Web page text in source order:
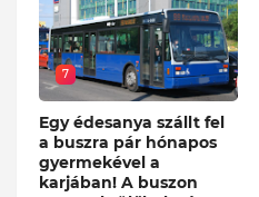
7
Egy édesanya szállt fel
a buszra pár hónapos
gyermekével a
karjában! A buszon